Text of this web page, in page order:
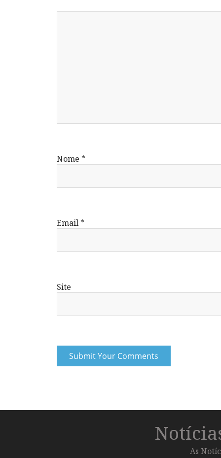
Nome *
Email *
Site
As